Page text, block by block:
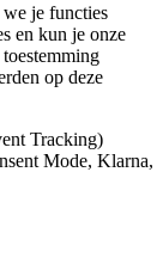
we je functies
en kun je onze
op deze
Tracking)
Mode, Klarna,